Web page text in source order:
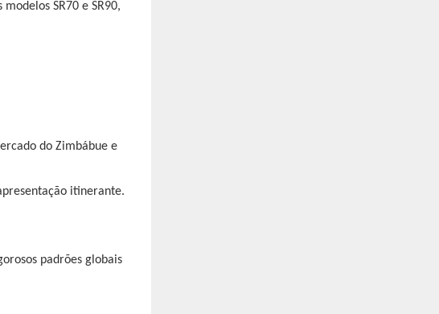
SR70 e SR90,
do Zimbábue e
padrões globais